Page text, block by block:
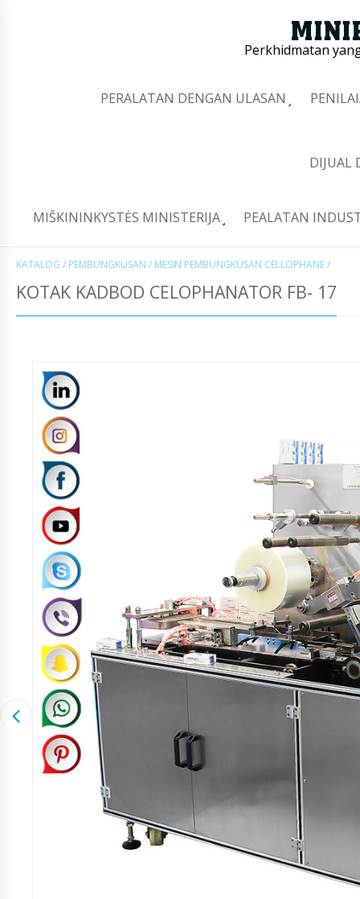
Perkhidmatan
PERALATAN DENGAN ULASAN
DIJUAL
MIŠKININKYSTĖS MINISTERIJA PEALATAN
KATALOG / PEMBUNGKUSAN / MESIN PEMBUNGKUSAN CELLOPHANE/
KOTAK KADBOD CELOPHANATOR FB- 17